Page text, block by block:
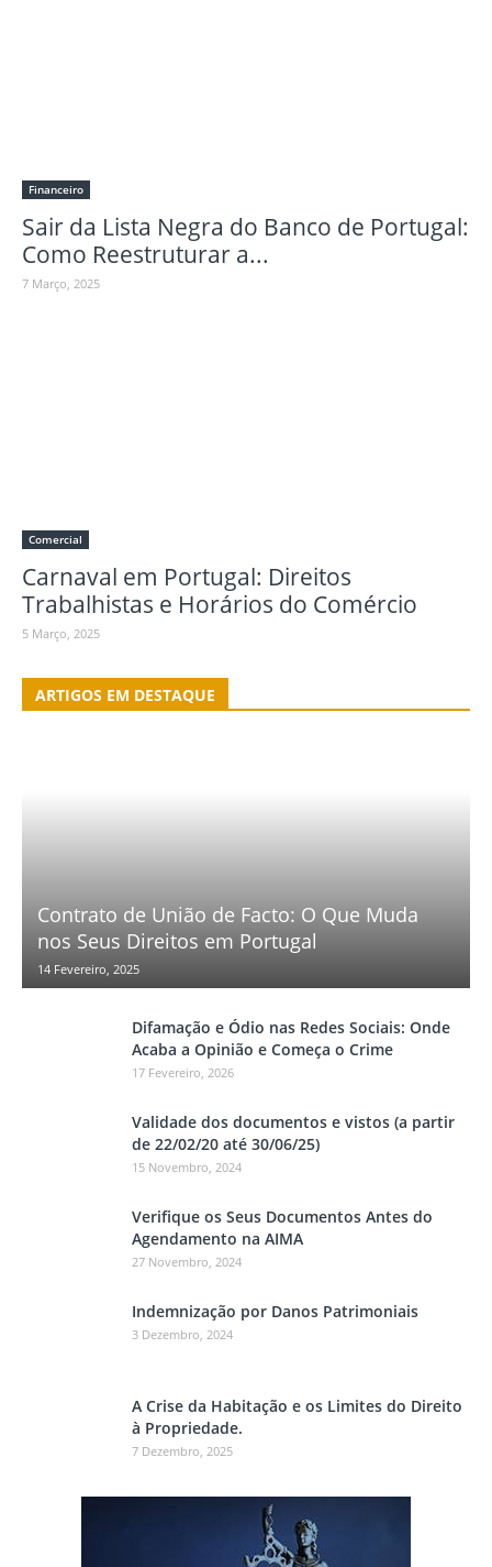
Financeiro
Sair da Lista Negra do Banco de Portugal:
Como Reestruturar a...
7 Março, 2025
Comercial
Carnaval em Portugal: Direitos
Trabalhistas e Horários do Comércio
5 Março, 2025
ARTIGOS EM DESTAQUE
Contrato de União de Facto: O Que Muda
nos Seus Direitos em Portugal
14 Fevereiro, 2025
Difamação e Ódio nas Redes Sociais: Onde
Acaba a Opinião e Começa o Crime
17 Fevereiro, 2026
Validade dos documentos e vistos (a partir
de 22/02/20 até 30/06/25)
15 Novembro, 2024
Verifique os Seus Documentos Antes do
Agendamento na AIMA
27 Novembro, 2024
Indemnização por Danos Patrimoniais
3 Dezembro, 2024
A Crise da Habitação e os Limites do Direito
à Propriedade.
7 Dezembro, 2025